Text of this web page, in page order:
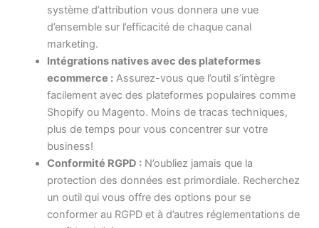
système d’attribution vous donnera une vue
d’ensemble sur l’efficacité de chaque canal
marketing.
Intégrations natives avec des plateformes
ecommerce : Assurez-vous que l’outil s’intègre
facilement avec des plateformes populaires comme
Shopify ou Magento. Moins de tracas techniques,
plus de temps pour vous concentrer sur votre
business!
Conformité RGPD : N’oubliez jamais que la
protection des données est primordiale. Recherchez
un outil qui vous offre des options pour se
conformer au RGPD et à d’autres réglementations de